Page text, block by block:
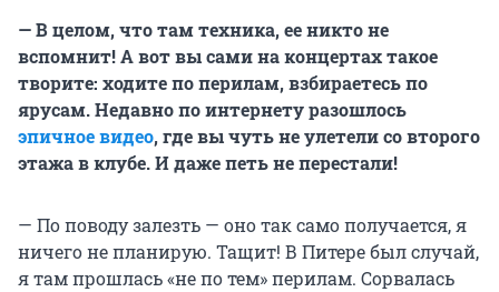
— В целом, что там техника, ее никто не
вспомнит! А вот вы сами на концертах такое
творите: ходите по перилам, взбираетесь по
ярусам. Недавно по интернету разошлось
эпичное видео, где вы чуть не улетели со второго
этажа в клубе. И даже петь не перестали!
— По поводу залезть — оно так само получается, я
ничего не планирую. Тащит! В Питере был случай,
я там прошлась «не по тем» перилам. Сорвалась